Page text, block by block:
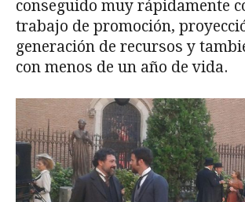
conseguido muy rápidamente
trabajo de promoción,
generación de recursos y
con menos de un año de vida.